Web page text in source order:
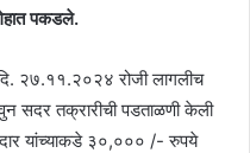
पकडले.
२७.११.२०२४ रोजी लागलीच
सदर तक्रारीची पडताळणी केली
यांच्याकडे ३०,००० /- रुपये